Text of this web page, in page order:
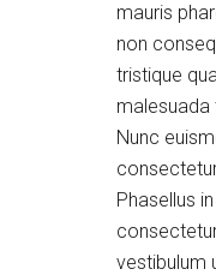
mauris
non
tristique
malesuada
Nunc
Phasellus
vestibulum